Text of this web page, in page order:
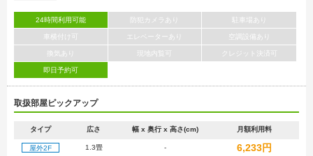
24時間利用可能 防犯カメラあり 駐車場あり
車横付け可 エレベーターあり 空調設備あり
換気あり 現地内覧可 クレジット決済可
即日予約可
取扱部屋ピックアップ
タイプ 広さ 幅 x 奥行 x 高さ(cm) 月額利用料
屋外2F 1.3畳 - 6,233円